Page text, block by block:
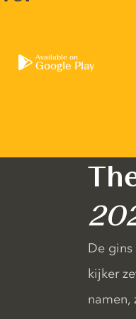
Available on
Google Play
De
kijker
namen,